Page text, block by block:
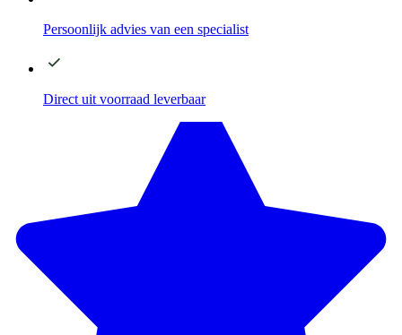
Persoonlijk advies van een specialist
Direct uit voorraad leverbaar